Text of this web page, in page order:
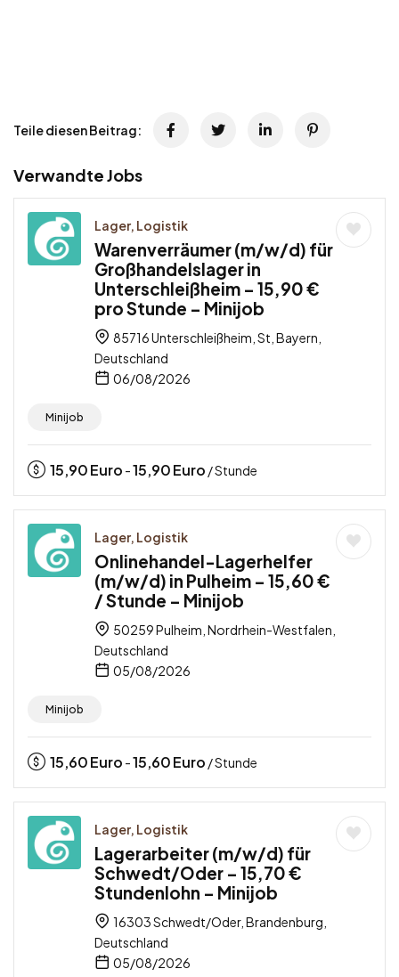
Teile diesen Beitrag:
Verwandte Jobs
Lager, Logistik
Warenverräumer (m/w/d) für
Großhandelslager in
Unterschleißheim – 15,90 €
pro Stunde – Minijob
85716 Unterschleißheim, St, Bayern,
Deutschland
06/08/2026
Minijob
15,90Euro -15,90Euro / Stunde
Lager, Logistik
Onlinehandel-Lagerhelfer
(m/w/d) in Pulheim – 15,60 €
/ Stunde – Minijob
50259 Pulheim, Nordrhein-Westfalen,
Deutschland
05/08/2026
Minijob
15,60Euro -15,60Euro / Stunde
Lager, Logistik
Lagerarbeiter (m/w/d) für
Schwedt/Oder – 15,70 €
Stundenlohn – Minijob
16303 Schwedt/Oder, Brandenburg,
Deutschland
05/08/2026